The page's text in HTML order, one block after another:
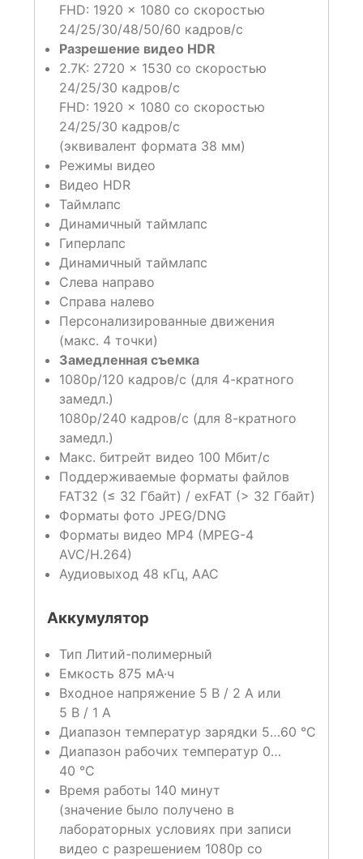
FHD: 1920 × 1080 со скоростью
24/25/30/48/50/60 кадров/с
Разрешение видео HDR
2.7K: 2720 × 1530 со скоростью
24/25/30 кадров/с
FHD: 1920 × 1080 со скоростью
24/25/30 кадров/с
(эквивалент формата 38 мм)
Режимы видео
Видео HDR
Таймлапс
Динамичный таймлапс
Гиперлапс
Динамичный таймлапс
Слева направо
Справа налево
Персонализированные движения
(макс. 4 точки)
Замедленная съемка
1080p/120 кадров/с (для 4-кратного
замедл.)
1080p/240 кадров/с (для 8-кратного
замедл.)
Макс. битрейт видео 100 Мбит/с
Поддерживаемые форматы файлов
FAT32 (≤ 32 Гбайт) / exFAT (> 32 Гбайт)
Форматы фото JPEG/DNG
Форматы видео MP4 (MPEG-4
AVC/H.264)
Аудиовыход 48 кГц, AAC
Аккумулятор
Тип Литий-полимерный
Емкость 875 мА·ч
Входное напряжение 5 В / 2 A или
5 В / 1 A
Диапазон температур зарядки 5…60 °C
Диапазон рабочих температур 0…
40 °C
Время работы 140 минут
(значение было получено в
лабораторных условиях при записи
видео с разрешением 1080p со